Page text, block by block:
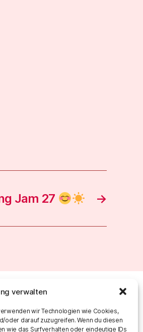
verwalten
wir Technologien wie Cookies,
oder darauf zuzugreifen. Wenn du diesen
wie das Surfverhalten oder eindeutige IDs
→
Jam 27